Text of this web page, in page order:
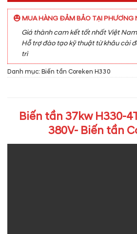
MUA HÀNG ĐẢM BẢO TẠI PHƯƠNG
Giá thành cam kết tốt nhất Việt Nam
Hỗ trợ đào tạo kỹ thuật từ khâu cài
trì
Danh mục: Biến tần Coreken H330
Biến tần 37kw H330-
380V- Biến tần